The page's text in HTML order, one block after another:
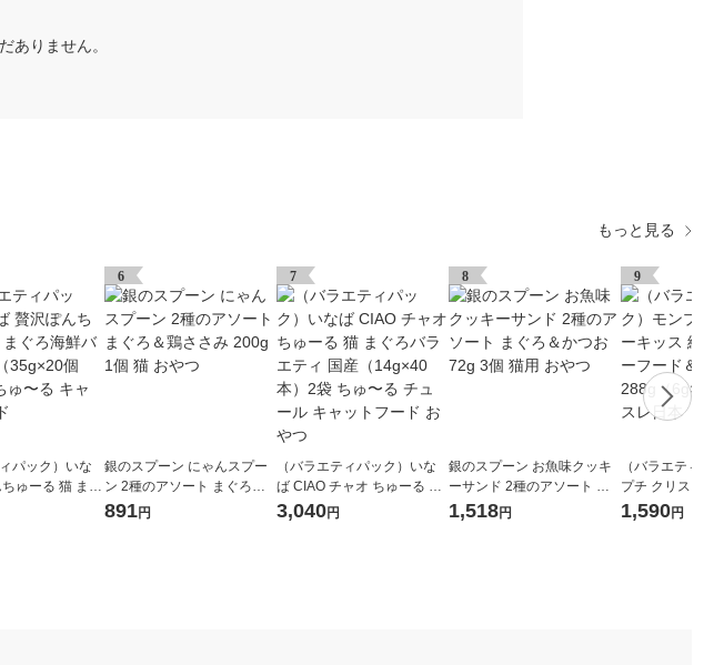
ありません。
もっと見る
パック）いな
ゅーる 猫 まぐ
ティ（35g×20
ゅ〜る キャッ
6
銀のスプーン にゃんスプー
ン 2種のアソート まぐろ＆
鶏ささみ 200g 1個 猫 おやつ
891円
7
（バラエティパック）いな
ば CIAO チャオ ちゅーる 猫
まぐろバラエティ 国産（14
g×40本）2袋 ちゅ〜る チュ
3,040円
8
銀のスプーン お魚味クッキ
ーサンド 2種のアソート ま
ぐろ＆かつお 72g 3個 猫用
おやつ
1,518円
9
（バラエティ
プチ クリスピ
栄養食 シーフ
味 288g（
1,590円